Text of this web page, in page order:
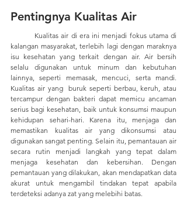
Pentingnya Kualitas Air
kalangan masyarakat, terlebih lagi dengan maraknya
isu kesehatan yang terkait dengan air. Air bersih
selalu digunakan untuk minum dan kebutuhan
lainnya, seperti memasak, mencuci, serta mandi.
Kualitas air yang  buruk seperti berbau, keruh, atau
tercampur dengan bakteri dapat memicu ancaman
serius bagi kesehatan, baik untuk konsumsi maupun
kehidupan sehari-hari. Karena itu, menjaga dan
memastikan kualitas air yang dikonsumsi atau
digunakan sangat penting. Selain itu, pemantauan air
secara rutin menjadi langkah yang tepat dalam
menjaga kesehatan dan kebersihan. Dengan
pemantauan yang dilakukan, akan mendapatkan data
akurat untuk mengambil tindakan tepat apabila
terdeteksi adanya zat yang melebihi batas.